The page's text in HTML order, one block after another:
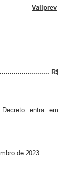
Valiprev
entra
de 2023.